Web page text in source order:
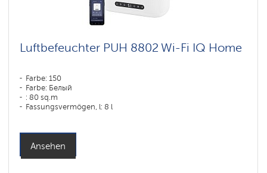
Luftbefeuchter PUH 8802 Wi-Fi IQ Home
Farbe: 150
Farbe: Белый
: 80 sq.m
Fassungsvermögen, l: 8 l
Ansehen